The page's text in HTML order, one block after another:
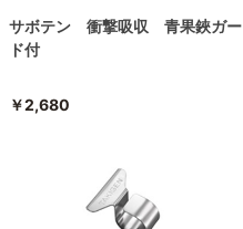
サボテン 衝撃吸収 青果鋏ガー
ド付
￥2,680